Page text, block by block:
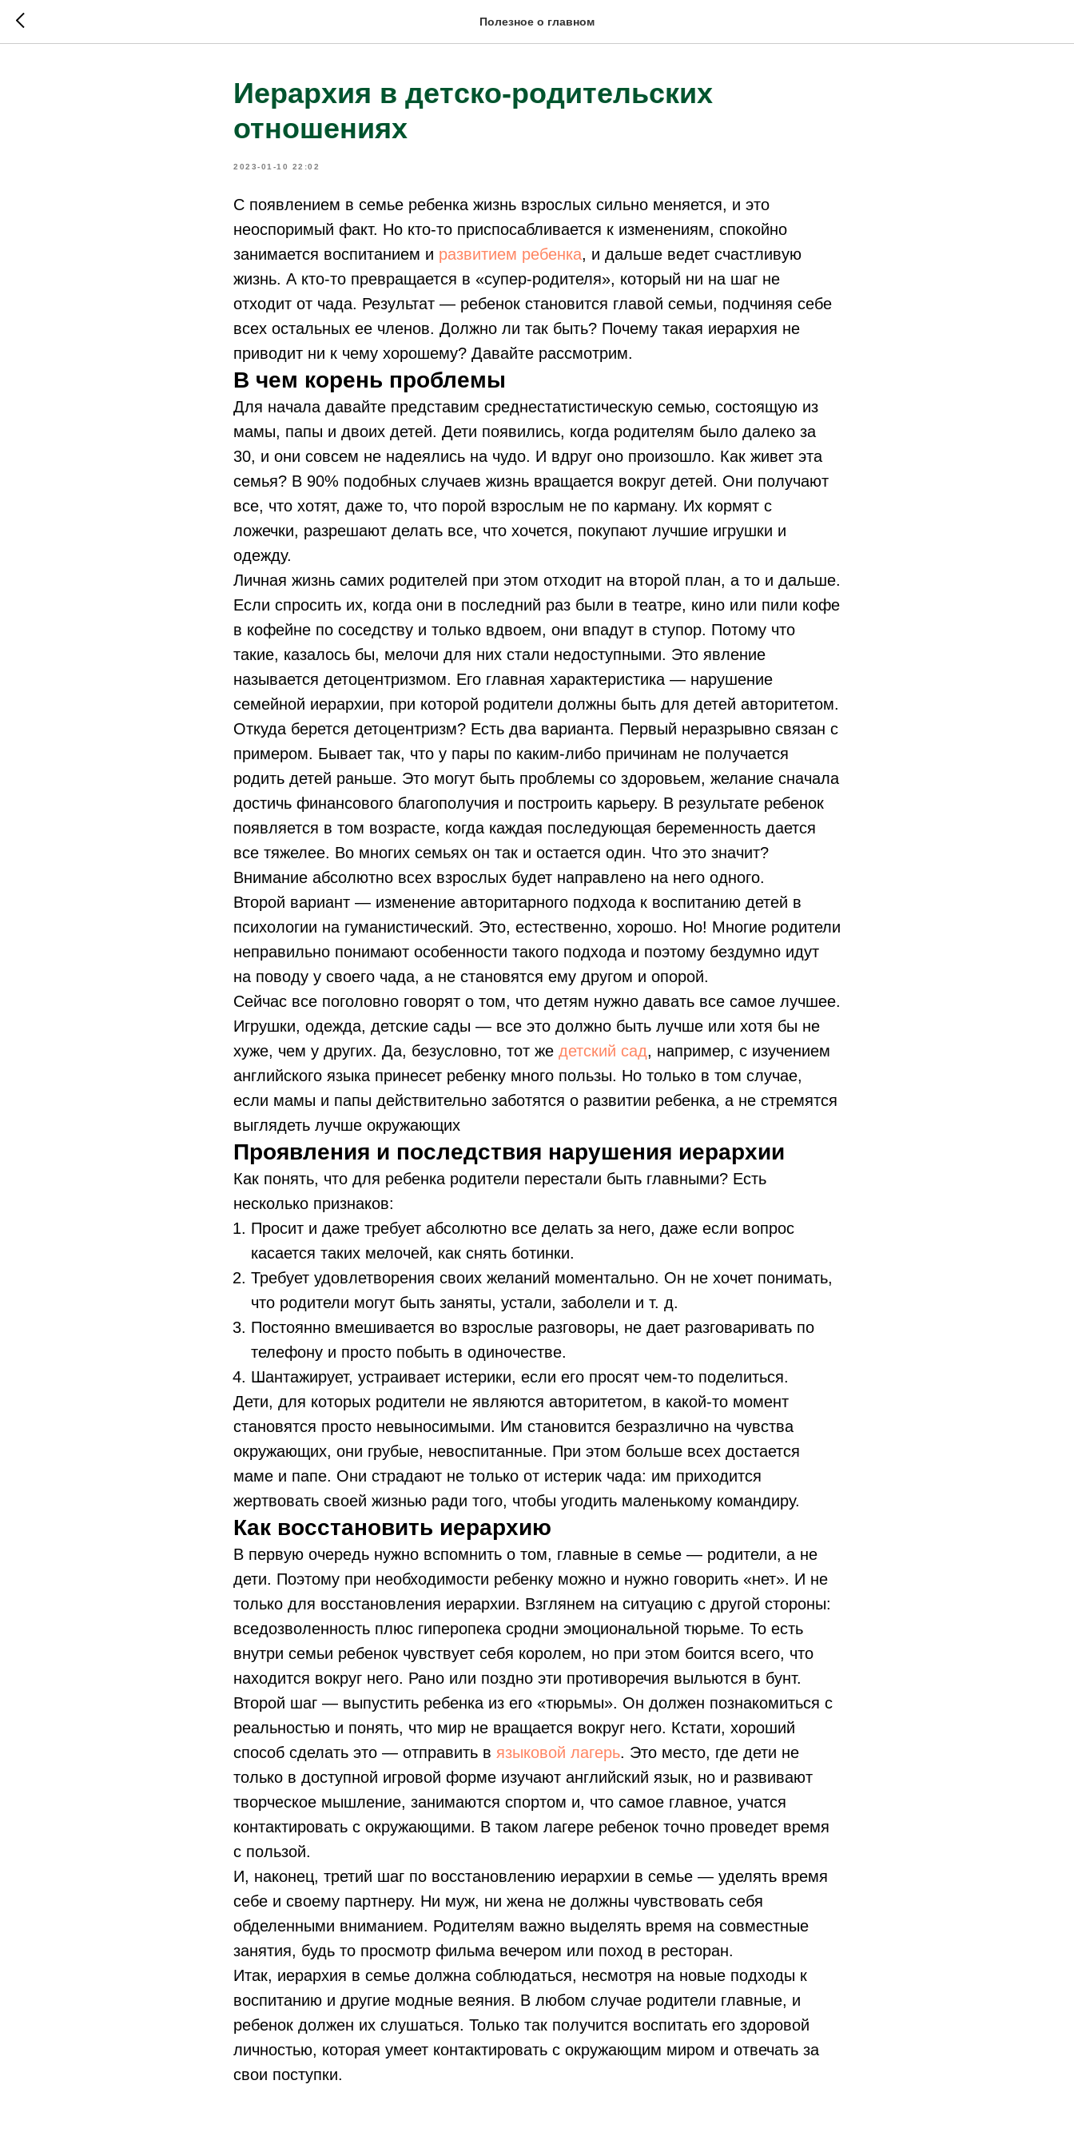
Полезное о главном
Иерархия в детско-родительских
отношениях
2023-01-10 22:02
С появлением в семье ребенка жизнь взрослых сильно меняется, и это
неоспоримый факт. Но кто-то приспосабливается к изменениям, спокойно
занимается воспитанием и развитием ребенка, и дальше ведет счастливую
жизнь. А кто-то превращается в «супер-родителя», который ни на шаг не
отходит от чада. Результат — ребенок становится главой семьи, подчиняя себе
всех остальных ее членов. Должно ли так быть? Почему такая иерархия не
приводит ни к чему хорошему? Давайте рассмотрим.
В чем корень проблемы
Для начала давайте представим среднестатистическую семью, состоящую из
мамы, папы и двоих детей. Дети появились, когда родителям было далеко за
30, и они совсем не надеялись на чудо. И вдруг оно произошло. Как живет эта
семья? В 90% подобных случаев жизнь вращается вокруг детей. Они получают
все, что хотят, даже то, что порой взрослым не по карману. Их кормят с
ложечки, разрешают делать все, что хочется, покупают лучшие игрушки и
одежду.
Личная жизнь самих родителей при этом отходит на второй план, а то и дальше.
Если спросить их, когда они в последний раз были в театре, кино или пили кофе
в кофейне по соседству и только вдвоем, они впадут в ступор. Потому что
такие, казалось бы, мелочи для них стали недоступными. Это явление
называется детоцентризмом. Его главная характеристика — нарушение
семейной иерархии, при которой родители должны быть для детей авторитетом.
Откуда берется детоцентризм? Есть два варианта. Первый неразрывно связан с
примером. Бывает так, что у пары по каким-либо причинам не получается
родить детей раньше. Это могут быть проблемы со здоровьем, желание сначала
достичь финансового благополучия и построить карьеру. В результате ребенок
появляется в том возрасте, когда каждая последующая беременность дается
все тяжелее. Во многих семьях он так и остается один. Что это значит?
Внимание абсолютно всех взрослых будет направлено на него одного.
Второй вариант — изменение авторитарного подхода к воспитанию детей в
психологии на гуманистический. Это, естественно, хорошо. Но! Многие родители
неправильно понимают особенности такого подхода и поэтому бездумно идут
на поводу у своего чада, а не становятся ему другом и опорой.
Сейчас все поголовно говорят о том, что детям нужно давать все самое лучшее.
Игрушки, одежда, детские сады — все это должно быть лучше или хотя бы не
хуже, чем у других. Да, безусловно, тот же детский сад, например, с изучением
английского языка принесет ребенку много пользы. Но только в том случае,
если мамы и папы действительно заботятся о развитии ребенка, а не стремятся
выглядеть лучше окружающих
Проявления и последствия нарушения иерархии
Как понять, что для ребенка родители перестали быть главными? Есть
несколько признаков:
Просит и даже требует абсолютно все делать за него, даже если вопрос
касается таких мелочей, как снять ботинки.
Требует удовлетворения своих желаний моментально. Он не хочет понимать,
что родители могут быть заняты, устали, заболели и т. д.
Постоянно вмешивается во взрослые разговоры, не дает разговаривать по
телефону и просто побыть в одиночестве.
Шантажирует, устраивает истерики, если его просят чем-то поделиться.
Дети, для которых родители не являются авторитетом, в какой-то момент
становятся просто невыносимыми. Им становится безразлично на чувства
окружающих, они грубые, невоспитанные. При этом больше всех достается
маме и папе. Они страдают не только от истерик чада: им приходится
жертвовать своей жизнью ради того, чтобы угодить маленькому командиру.
Как восстановить иерархию
В первую очередь нужно вспомнить о том, главные в семье — родители, а не
дети. Поэтому при необходимости ребенку можно и нужно говорить «нет». И не
только для восстановления иерархии. Взглянем на ситуацию с другой стороны:
вседозволенность плюс гиперопека сродни эмоциональной тюрьме. То есть
внутри семьи ребенок чувствует себя королем, но при этом боится всего, что
находится вокруг него. Рано или поздно эти противоречия выльются в бунт.
Второй шаг — выпустить ребенка из его «тюрьмы». Он должен познакомиться с
реальностью и понять, что мир не вращается вокруг него. Кстати, хороший
способ сделать это — отправить в языковой лагерь. Это место, где дети не
только в доступной игровой форме изучают английский язык, но и развивают
творческое мышление, занимаются спортом и, что самое главное, учатся
контактировать с окружающими. В таком лагере ребенок точно проведет время
с пользой.
И, наконец, третий шаг по восстановлению иерархии в семье — уделять время
себе и своему партнеру. Ни муж, ни жена не должны чувствовать себя
обделенными вниманием. Родителям важно выделять время на совместные
занятия, будь то просмотр фильма вечером или поход в ресторан.
Итак, иерархия в семье должна соблюдаться, несмотря на новые подходы к
воспитанию и другие модные веяния. В любом случае родители главные, и
ребенок должен их слушаться. Только так получится воспитать его здоровой
личностью, которая умеет контактировать с окружающим миром и отвечать за
свои поступки.